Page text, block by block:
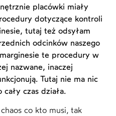
placówki miały
dotyczące kontroli
tutaj też odsyłam
odcinków naszego
te procedury w
nazwane, inaczej
Tutaj nie ma nic
czas działa.
co kto musi, tak